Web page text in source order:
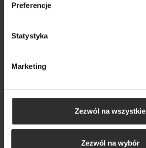
Preferencje
Statystyka
Marketing
Zezwól na wszystkie
Zezwól na wybór